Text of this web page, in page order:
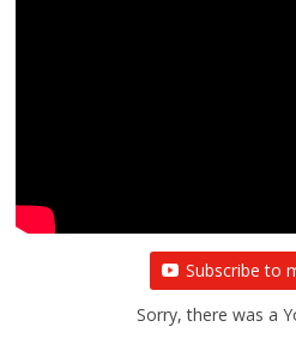
Subscribe to
Sorry, there was a